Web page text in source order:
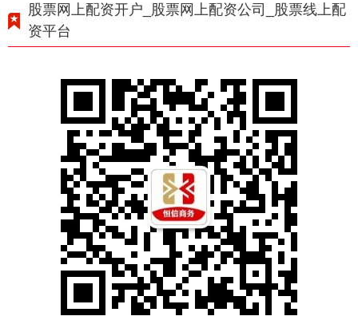
股票网上配资开户_股票网上配资公司_股票线上配
资平台